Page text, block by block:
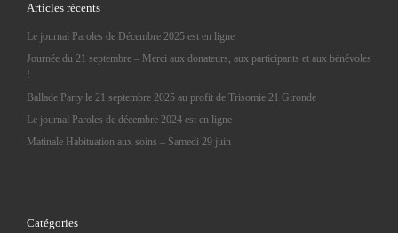
Articles récents
Le journal Paroles de Décembre 2025 est en ligne
Journée du 21 septembre – Merci aux donateurs, aux participants et aux bénévoles
!
Ballade Party le 21 septembre 2025 au profit de Trisomie 21 Gironde
Le journal Paroles de décembre 2024 est en ligne
Matinale Habituation aux soins – Samedi 29 juin
Catégories